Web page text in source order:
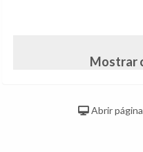
Mostrar
Abrir